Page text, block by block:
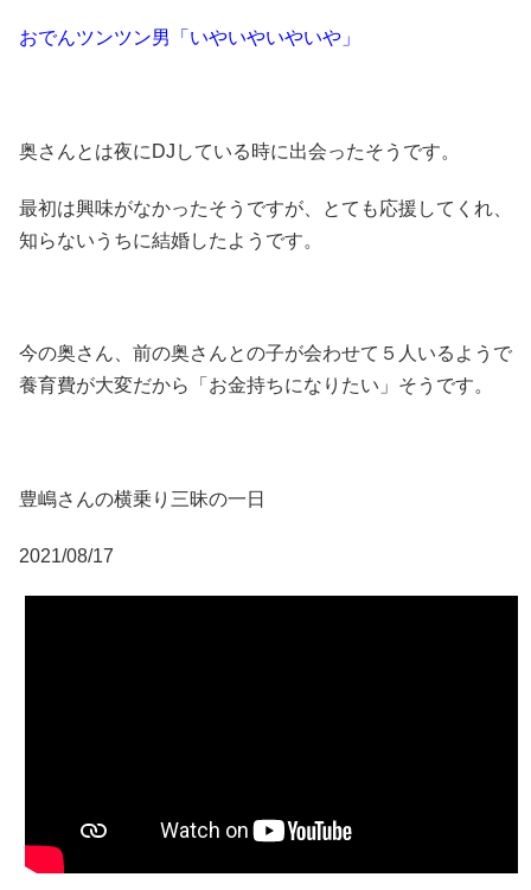
おでんツンツン男「いやいやいやいや」
奥さんとは夜にDJしている時に出会ったそうです。
最初は興味がなかったそうですが、とても応援してくれ、
知らないうちに結婚したようです。
今の奥さん、前の奥さんとの子が会わせて５人いるようで
養育費が大変だから「お金持ちになりたい」そうです。
豊嶋さんの横乗り三昧の一日
2021/08/17